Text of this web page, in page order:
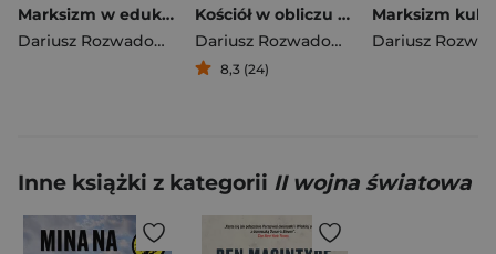
Marksizm w edukacji
Dariusz Rozwadowski
Kościół w obliczu rewolucji Marksistowski marsz przez instytucje kościoła katolickiego
Dariusz Rozwadowski
8,3 (24)
Inne książki z kategorii II wojna światowa